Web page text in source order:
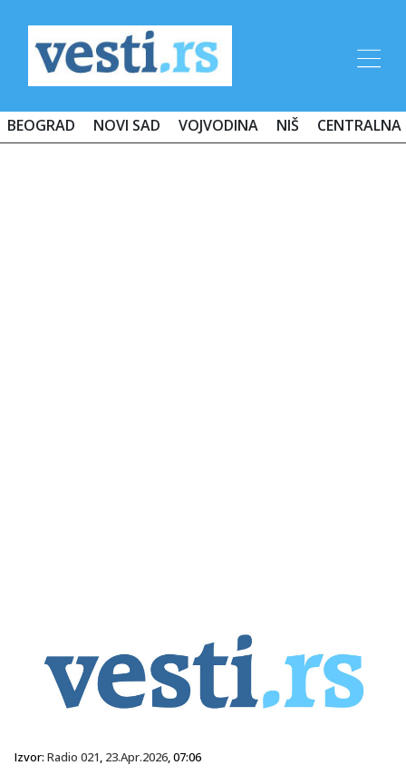
BEOGRAD NOVI SAD VOJVODINA NIŠ CENTRALNA
Izvor: Radio 021, 23.Apr.2026, 07:06